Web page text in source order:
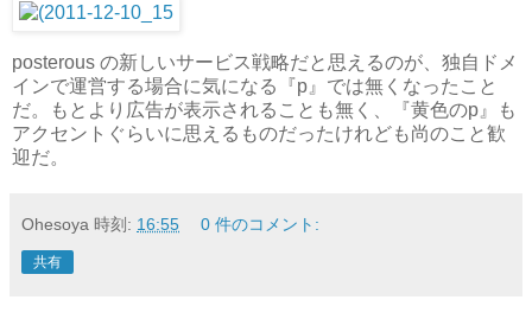
posterous の新しいサービス戦略だと思えるのが、独自ドメ
インで運営する場合に気になる『p』では無くなったこと
だ。もとより広告が表示されることも無く、『黄色のp』も
アクセントぐらいに思えるものだったけれども尚のこと歓
迎だ。
Ohesoya 時刻: 16:55 0 件のコメント:
共有